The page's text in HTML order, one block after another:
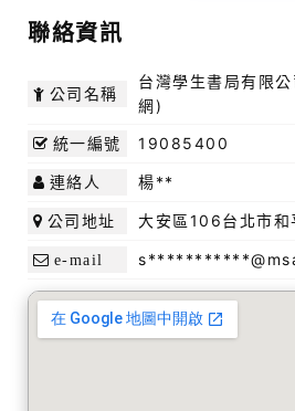
聯絡資訊
公司名稱
台灣學生書局有限
網)
統一編號 19085400
連絡人 楊**
公司地址 大安區106台北市
e-mail